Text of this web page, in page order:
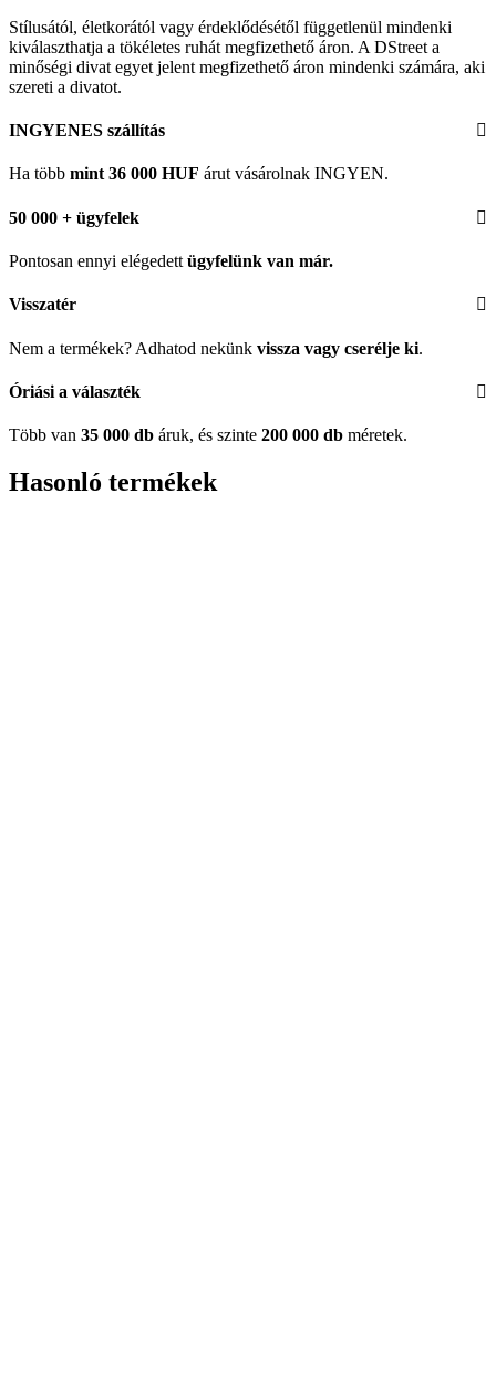
Stílusától, életkorától vagy érdeklődésétől függetlenül mindenki
kiválaszthatja a tökéletes ruhát megfizethető áron. A DStreet a
minőségi divat egyet jelent megfizethető áron mindenki számára, aki
szereti a divatot.
INGYENES szállítás
Ha több mint 36 000 HUF árut vásárolnak INGYEN.
50 000 + ügyfelek
Pontosan ennyi elégedett ügyfelünk van már.
Visszatér
Nem a termékek? Adhatod nekünk vissza vagy cserélje ki.
Óriási a választék
Több van 35 000 db áruk, és szinte 200 000 db méretek.
Hasonló termékek